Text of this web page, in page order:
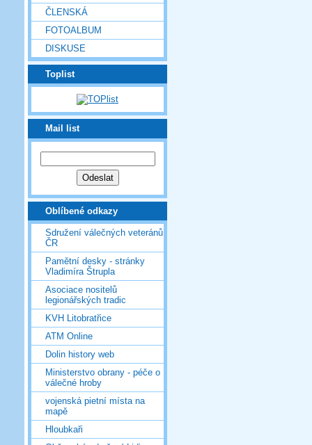
ČLENSKÁ
FOTOALBUM
DISKUSE
Toplist
Mail list
Oblíbené odkazy
Sdružení válečných veteránů
ČR
Pamětní desky - stránky
Vladimíra Štrupla
Asociace nositelů
legionářských tradic
KVH Litobratřice
ATM Online
Dolin history web
Ministerstvo obrany - péče o
válečné hroby
vojenská pietní místa na
mapě
Hloubkaři